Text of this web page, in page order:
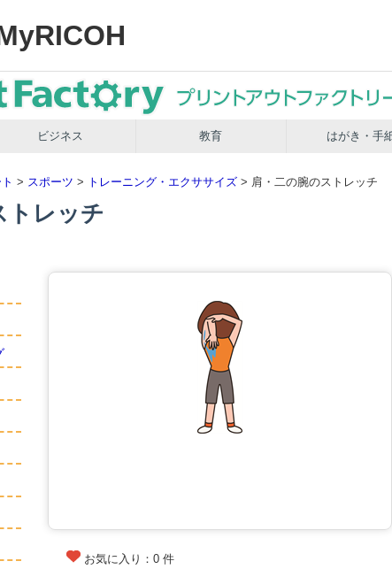
ビジネス 教育 はがき・手
> スポーツ > トレーニング・エクササイズ > 肩・二の腕のストレッチ
トレッチ
お気に入り：0 件